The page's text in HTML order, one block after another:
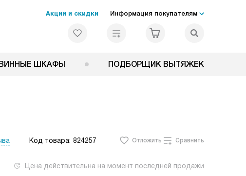
Акции и скидки Информация покупателям
ВИННЫЕ ШКАФЫ ПОДБОРЩИК ВЫТЯЖЕК
Код товара: 824257 Отложить Сравнить
Цена действительна на момент последней продажи